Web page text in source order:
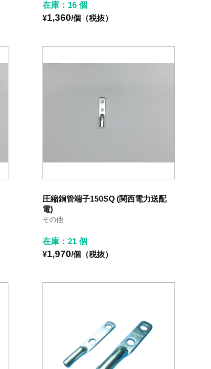
在庫：16 個
¥1,360/個（税抜）
圧縮銅管端子150SQ (関西電力送配
電)
その他
在庫：21 個
¥1,970/個（税抜）